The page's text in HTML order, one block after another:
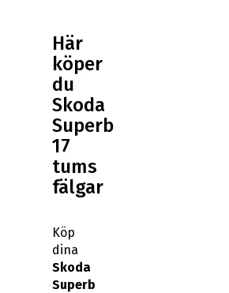
Här
köper
du
Skoda
Superb
17
tums
fälgar
Köp
dina
Skoda
Superb